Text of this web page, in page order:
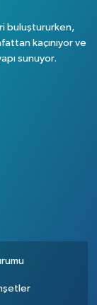
buluştururken,
kaçınıyor ve
sunuyor.